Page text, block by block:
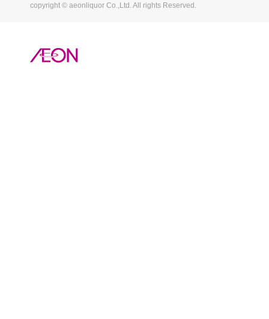
copyright © aeonliquor Co.,Ltd. All rights Reserved.